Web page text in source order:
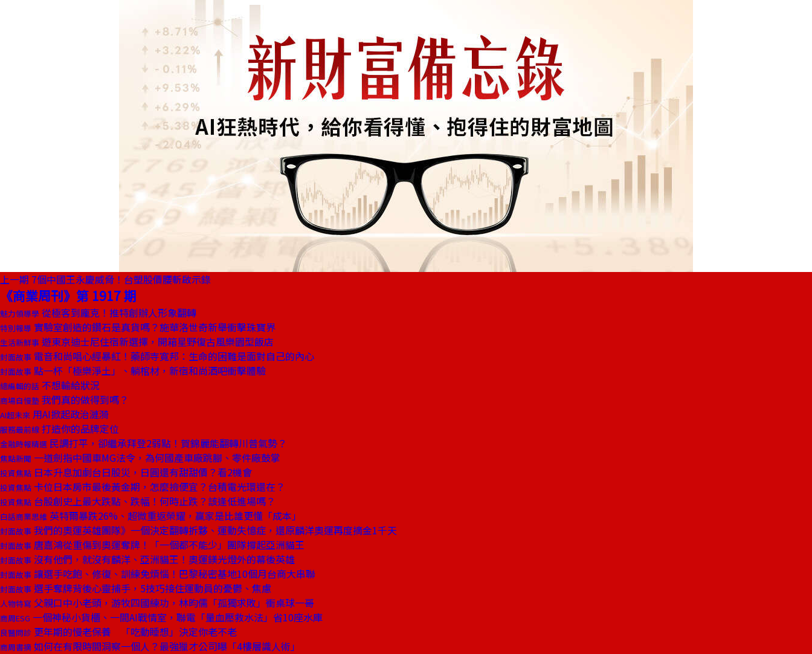
上一期 7個中國王永慶威脅！台塑股價腰斬啟示錄
《商業周刊》第 1917 期
魅力領導學 從極客到龐克！推特創辦人形象翻轉
特別報導 實驗室創造的鑽石是真貨嗎？施華洛世奇新舉衝擊珠寶界
生活新鮮事 遊東京迪士尼住宿新選擇，開箱星野復古風樂園型飯店
封面故事 電音和尚唱心經暴紅！藥師寺寬邦：生命的困難是面對自己的內心
封面故事 點一杯「極樂淨土」、躺棺材，新宿和尚酒吧衝擊體驗
總編輯的話 不想輸給狀況
商場自慢塾 我們真的做得到嗎？
AI超未來 用AI掀起政治漣漪
服務最前線 打造你的品牌定位
金融時報精選 民調打平，卻繼承拜登2弱點！賀錦麗能翻轉川普氣勢？
焦點新聞 一道劍指中國車MG法令，為何國產車廠跳腳、零件廠鼓掌
投資焦點 日本升息加劇台日股災，日圓還有甜甜價？看2機會
投資焦點 卡位日本房市最後黃金期，怎麼撿便宜？台積電光環還在？
投資焦點 台股創史上最大跌點、跌幅！何時止跌？該逢低進場嗎？
白話商業思維 英特爾暴跌26%、超微重返榮耀，贏家是比誰更懂「成本」
封面故事 我們的奧運英雄團隊》一個決定翻轉拆夥、運動失憶症，還原麟洋奧運再度摘金1千天
封面故事 唐嘉鴻從重傷到奧運奪牌！「一個都不能少」團隊撐起亞洲貓王
封面故事 沒有他們，就沒有麟洋、亞洲貓王！奧運鎂光燈外的幕後英雄
封面故事 讓選手吃飽、修復、訓練免煩惱！巴黎秘密基地10個月台商大串聯
封面故事 選手奪牌背後心靈捕手，5技巧接住運動員的憂鬱、焦慮
人物特寫 父親口中小老頭，游牧四國練功，林昀儒「孤獨求敗」衝桌球一哥
商周ESG 一個神秘小貨櫃、一間AI戰情室，聯電「量血壓救水法」省10座水庫
良醫問診 更年期的慢老保養 「吃動睡想」決定你老不老
商周書摘 如何在有限時間洞察一個人？最強獵才公司曝「4樓層識人術」